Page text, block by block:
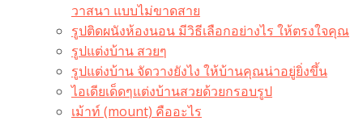
วาสนา แบบไม่ขาดสาย
รูปติดผนังห้องนอน มีวิธีเลือกอย่างไร ให้ตรงใจคุณ
รูปแต่งบ้าน สวยๆ
รูปแต่งบ้าน จัดวางยังไง ให้บ้านคุณน่าอยู่ยิ่งขึ้น
ไอเดียเด็ดๆแต่งบ้านสวยด้วยกรอบรูป
เม้าท์ (mount) คืออะไร​